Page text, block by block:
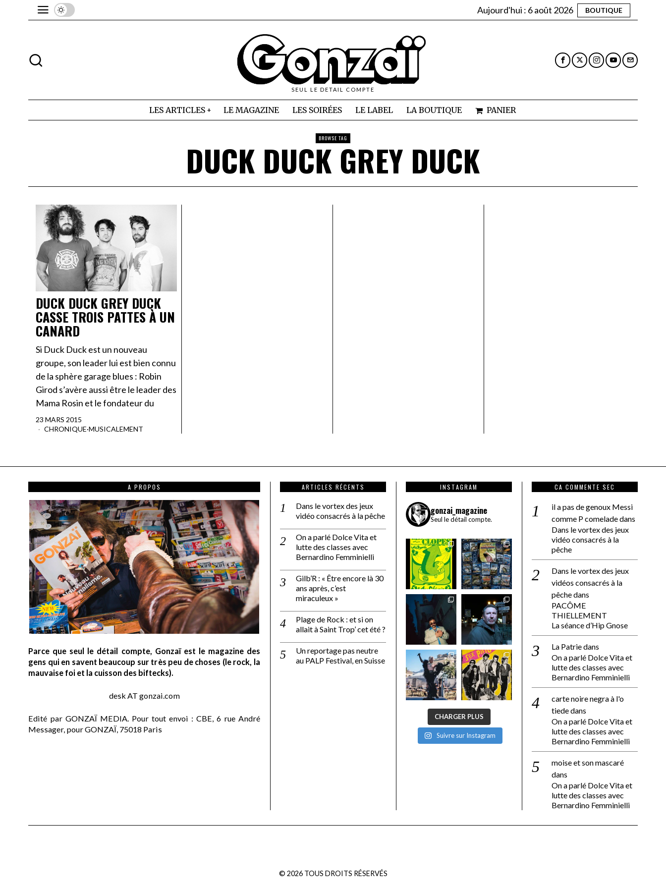
Aujourd'hui : 6 août 2026 BOUTIQUE
SEUL LE DETAIL COMPTE
LES ARTICLES LE MAGAZINE LES SOIRÉES LE LABEL LA BOUTIQUE PANIER
BROWSE TAG
DUCK DUCK GREY DUCK
DUCK DUCK GREY DUCK
CASSE TROIS PATTES À UN
CANARD
Si Duck Duck est un nouveau
groupe, son leader lui est bien connu
de la sphère garage blues : Robin
Girod s’avère aussi être le leader des
Mama Rosin et le fondateur du
23 MARS 2015
CHRONIQUE·MUSICALEMENT
A PROPOS
Parce que seul le détail compte, Gonzaï est le magazine des
gens qui en savent beaucoup sur très peu de choses (le rock, la
mauvaise foi et la cuisson des biftecks).
desk AT gonzai.com
Edité par GONZAÏ MEDIA. Pour tout envoi : CBE, 6 rue André
Messager, pour GONZAÏ, 75018 Paris
ARTICLES RÉCENTS
Dans le vortex des jeux
vidéo consacrés à la pêche
On a parlé Dolce Vita et
lutte des classes avec
Bernardino Femminielli
Gilb’R : « Être encore là 30
ans après, c’est
miraculeux »
Plage de Rock : et si on
allait à Saint Trop’ cet été ?
Un reportage pas neutre
au PALP Festival, en Suisse
INSTAGRAM
gonzai_magazine
Seul le détail compte.
CHARGER PLUS
Suivre sur Instagram
CA COMMENTE SEC
il a pas de genoux Messi
comme P comeladedans
Dans le vortex des jeux
vidéo consacrés à la
pêche
Dans le vortex des jeux
vidéos consacrés à la
pêchedans
PACÔME
THIELLEMENT
La séance d’Hip Gnose
La Patriedans
On a parlé Dolce Vita et
lutte des classes avec
Bernardino Femminielli
carte noire negra à l'o
tiededans
On a parlé Dolce Vita et
lutte des classes avec
Bernardino Femminielli
moise et son mascaré
dans
On a parlé Dolce Vita et
lutte des classes avec
Bernardino Femminielli
© 2026TOUS DROITS RÉSERVÉS